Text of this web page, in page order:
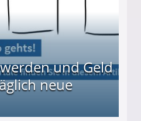
und Geld
neue